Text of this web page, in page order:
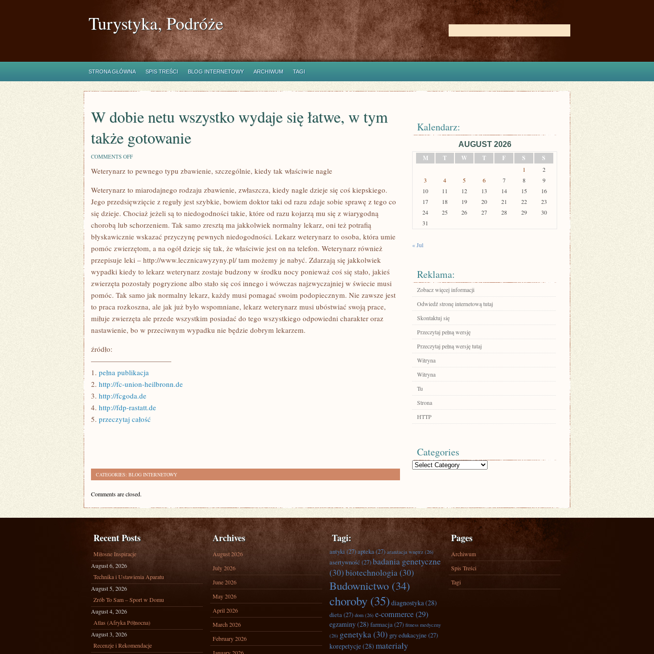
Turystyka, Podróże
STRONA GŁÓWNA SPIS TREŚCI BLOG INTERNETOWY ARCHIWUM TAGI
W dobie netu wszystko wydaje się łatwe, w tym
także gotowanie
COMMENTS OFFON
DOBIE
WYDAJE
SIĘ
ŁATWE,
W
TYM
TAKŻE
GOTOWANIE
Weterynarz to pewnego typu zbawienie, szczególnie, kiedy tak właściwie nagle
Weterynarz to miarodajnego rodzaju zbawienie, zwłaszcza, kiedy nagle dzieje się coś kiepskiego.
Jego przedsięwzięcie z reguły jest szybkie, bowiem doktor taki od razu zdaje sobie sprawę z tego co
się dzieje. Chociaż jeżeli są to niedogodności takie, które od razu kojarzą mu się z wiarygodną
chorobą lub schorzeniem. Tak samo zresztą ma jakkolwiek normalny lekarz, oni też potrafią
błyskawicznie wskazać przyczynę pewnych niedogodności. Lekarz weterynarz to osoba, która umie
pomóc zwierzętom, a na ogół dzieje się tak, że właściwie jest on na telefon. Weterynarz również
przepisuje leki – http://www.lecznicawyzyny.pl/ tam możemy je nabyć. Zdarzają się jakkolwiek
wypadki kiedy to lekarz weterynarz zostaje budzony w środku nocy ponieważ coś się stało, jakieś
zwierzęta pozostały pogryzione albo stało się coś innego i wówczas najzwyczajniej w świecie musi
pomóc. Tak samo jak normalny lekarz, każdy musi pomagać swoim podopiecznym. Nie zawsze jest
to praca rozkoszna, ale jak już było wspomniane, lekarz weterynarz musi ubóstwiać swoją prace,
miłuje zwierzęta ale przede wszystkim posiadać do tego wszystkiego odpowiedni charakter oraz
nastawienie, bo w przeciwnym wypadku nie będzie dobrym lekarzem.
źródło:
———————————
1. pełna publikacja
2. http://fc-union-heilbronn.de
3. http://fcgoda.de
4. http://fdp-rastatt.de
5. przeczytaj całość
CATEGORIES: BLOG INTERNETOWY
Comments are closed.
Kalendarz:
AUGUST 2026
M
T W T F S S
1
2
3
4 5 6 7 8
9
10
11 12 13 14 15
16
17
18 19 20 21 22
23
24
25 26 27 28 29
30
31
« Jul
Reklama:
Zobacz więcej informacji
Odwiedź stronę internetową tutaj
Skontaktuj się
Przeczytaj pełną wersję
Przeczytaj pełną wersję tutaj
Witryna
Witryna
Tu
Strona
HTTP
Categories
Categories
Recent Posts
Miłosne Inspiracje
August 6, 2026
Technika i Ustawienia Aparatu
August 5, 2026
Zrób To Sam – Sport w Domu
August 4, 2026
Atlas (Afryka Północna)
August 3, 2026
Recenzje i Rekomendacje
Archives
August 2026
July 2026
June 2026
May 2026
April 2026
March 2026
February 2026
Tagi:
antyki(27)apteka(27) aranżacja wnętrz (26)
asertywność (27)badania genetyczne
(30)biotechnologia(30)
Budownictwo (34)
choroby (35) diagnostyka(28)
dieta(27) dom (26) e-commerce(29)
egzaminy(28) farmacja(27) fitness medyczny
(26) genetyka(30) gry edukacyjne (27)
korepetycje(28) materiały
Pages
Archiwum
Spis Treści
Tagi